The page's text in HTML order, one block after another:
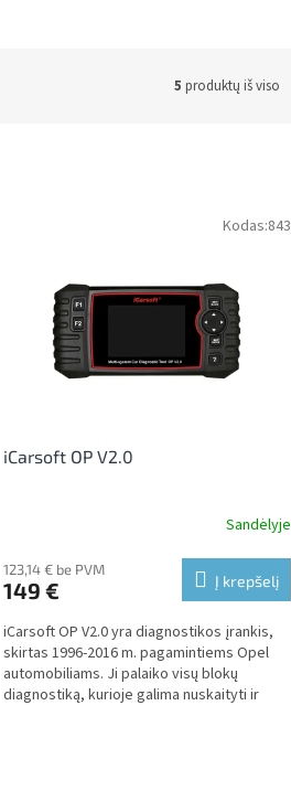
5 produktų iš viso
iCarsoft OP V2.0
Sandėlyje
123,14 € be PVM
149 € Į krepšelį
iCarsoft OP V2.0 yra diagnostikos įrankis,
skirtas 1996-2016 m. pagamintiems Opel
automobiliams. Ji palaiko visų blokų
diagnostiką, kurioje galima nuskaityti ir
Kodas:843